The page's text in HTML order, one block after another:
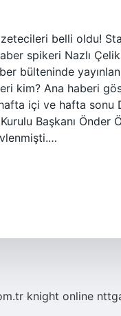
belli oldu!
spikeri Nazlı
bülteninde
kim? Ana haberi
içi ve hafta sonu
Başkanı Önder
knight online